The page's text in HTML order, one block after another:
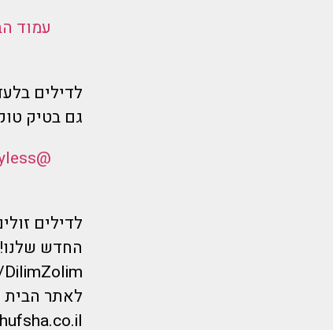
עמוד
לדילים
גם בטיק
@flymorepayless
לדילים
החדש
לאתר הבית